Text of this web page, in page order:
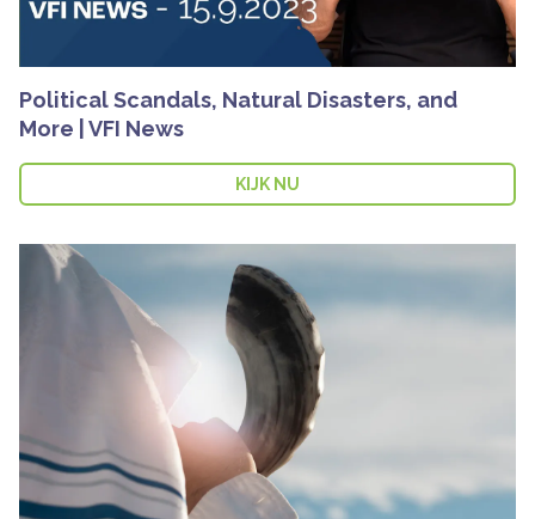
Political Scandals, Natural Disasters, and
More | VFI News
KIJK NU